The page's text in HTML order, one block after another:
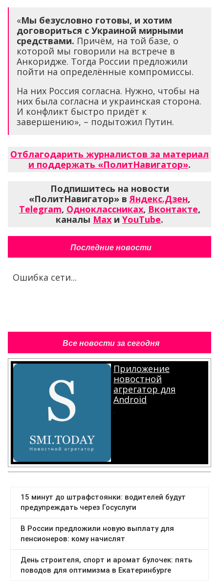
«Мы безусловно готовы, и хотим
договориться с Украиной мирными
средствами. Причём, на той базе, о
которой мы говорили на встрече в
Анкоридже. Тогда России предложили
пойти на определённые компромиссы.
На них Россия согласна. Нужно, чтобы на
них была согласна и украинская сторона.
И конфликт быстро придёт к
завершению», – подытожил Путин.
Отблагодарить журналистов за материал
и поддержать «ПолитНавигатор».
Подпишитесь на новости
«ПолитНавигатор» вЯндекс.Дзен,
Telegram, Одноклассниках, Вконтакте,
каналы Max и YouTube.
Последние новости
Ошибка сети...
Все новости за сегодня
Приложение
новостной
агрегатор для
Android
.